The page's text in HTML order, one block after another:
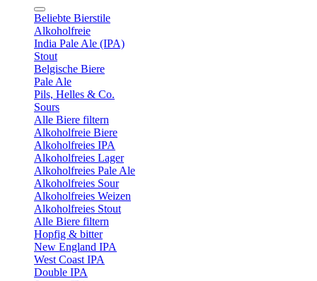
Beliebte Bierstile
Alkoholfreie
India Pale Ale (IPA)
Stout
Belgische Biere
Pale Ale
Pils, Helles & Co.
Sours
Alle Biere filtern
Alkoholfreie Biere
Alkoholfreies IPA
Alkoholfreies Lager
Alkoholfreies Pale Ale
Alkoholfreies Sour
Alkoholfreies Weizen
Alkoholfreies Stout
Alle Biere filtern
Hopfig & bitter
New England IPA
West Coast IPA
Double IPA